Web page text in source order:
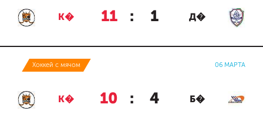
К� 11 : 1 Д�
Хоккей с мячом 06 МАРТА
К� 10 : 4 Б�